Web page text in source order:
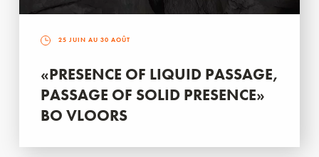
25 JUIN AU 30 AOÛT
«PRESENCE OF LIQUID PASSAGE,
PASSAGE OF SOLID PRESENCE»
BO VLOORS